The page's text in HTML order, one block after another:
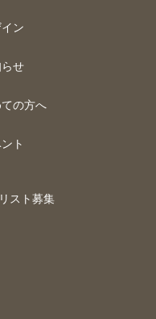
ン
せ
の方へ
ト
スト募集